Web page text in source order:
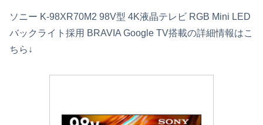
ソニー K-98XR70M2 98V型 4K液晶テレビ RGB Mini LED
バックライト採用 BRAVIA Google TV搭載の詳細情報はこ
ちら↓